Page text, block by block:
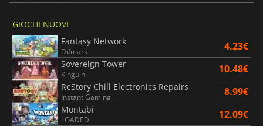
GIOCHI NUOVI
Fantasy Network
Difmark 4.23€
Sovereign Tower
Kinguin 10.48€
ReStory Chill Electronics Repairs
Instant Gaming 8.99€
Montabi
LOADED 12.09€